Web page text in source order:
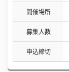
開催場所
募集人数
申込締切